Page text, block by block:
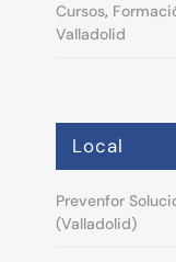
Cursos,
Valladolid
Local
Prevenfor
(Valladolid)